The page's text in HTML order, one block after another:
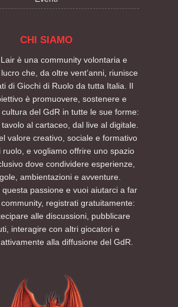
CHI SIAMO
è una community volontaria e
che, da oltre vent’anni, riunisce
di Giochi di Ruolo da tutta Italia. Il
è promuovere, sostenere e
del GdR in tutte le sue forme:
al cartaceo, dal live al digitale.
valore creativo, sociale e formativo
ruolo, e vogliamo offrire uno spazio
dove condividere esperienze,
ambientazioni e avventure.
questa passione e vuoi aiutarci a far
registrati gratuitamente:
alle discussioni, pubblicare
interagire con altri giocatori e
alla diffusione del GdR.